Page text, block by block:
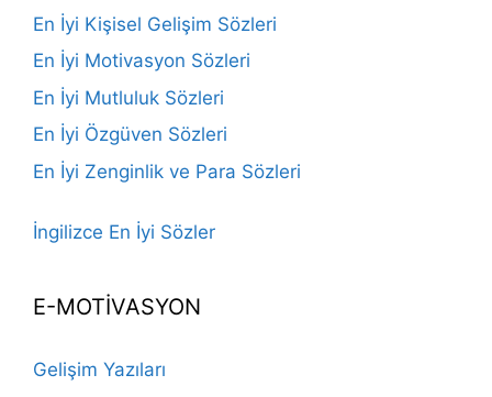
En İyi Kişisel Gelişim Sözleri
En İyi Motivasyon Sözleri
En İyi Mutluluk Sözleri
En İyi Özgüven Sözleri
En İyi Zenginlik ve Para Sözleri
İngilizce En İyi Sözler
E-MOTİVASYON
Gelişim Yazıları